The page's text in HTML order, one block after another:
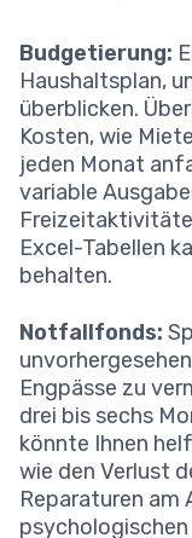
Budgetierung:
Haushaltsplan,
überblicken.
Kosten, wie
jeden Monat
variable
Excel-Tabellen
behalten.
Notfallfonds:
Engpässe zu
drei bis sechs
könnte Ihnen
wie den Verlust
Reparaturen